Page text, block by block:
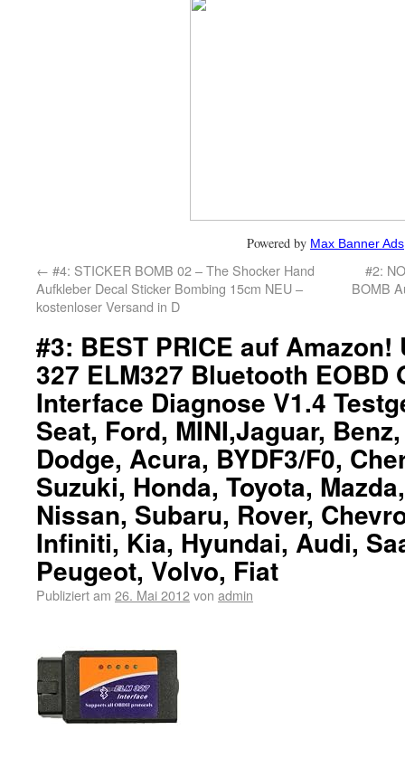
Powered by Max Banner Ads
← #4: STICKER BOMB 02 – The Shocker Hand
Aufkleber Decal Sticker Bombing 15cm NEU –
kostenloser Versand in D
#2:
BOMB
#3: BEST PRICE auf
327 ELM327 Bluetooth EOBD
Interface Diagnose V1.4
Seat, Ford, MINI,Jaguar,
Dodge, Acura, BYDF3/F0,
Suzuki, Honda, Toyota,
Nissan, Subaru, Rover,
Infiniti, Kia, Hyundai, Audi,
Peugeot, Volvo, Fiat
Publiziert am 26. Mai 2012von admin